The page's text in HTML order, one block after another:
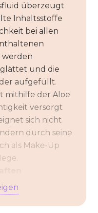
überzeugt
Inhaltsstoffe
bei allen
werden
und die
aufgefüllt.
mithilfe der Aloe
versorgt
sich nicht
durch seine
als Make-Up
(hilft der